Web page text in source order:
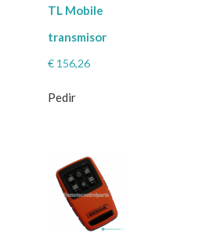
TL Mobile
transmisor
€ 156,26
Pedir